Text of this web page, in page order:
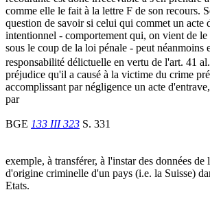
comme elle le fait à la lettre F de son recours.
question de savoir si celui qui commet un acte
intentionnel - comportement qui, on vient de le
sous le coup de la loi pénale - peut néanmoins
responsabilité délictuelle en vertu de l'art. 41 al.
préjudice qu'il a causé à la victime du crime
accomplissant par négligence un acte
par
BGE 133 III 323 S. 331
exemple, à transférer, à l'instar des données de
d'origine criminelle d'un pays (i.e. la Suisse)
Etats.